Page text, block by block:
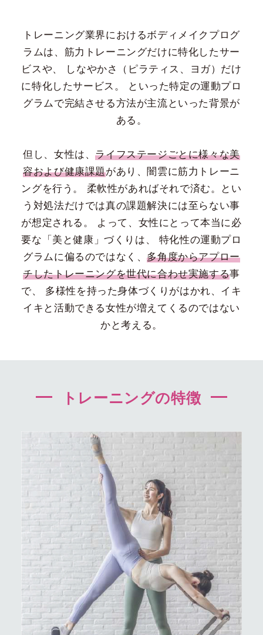
トレーニング業界におけるボディメイクプログ
ラムは、筋力トレーニングだけに特化したサー
ビスや、
しなやかさ（ピラティス、ヨガ）だけ
に特化したサービス。
といった特定の運動プロ
グラムで完結させる方法が主流といった背景が
ある。
但し、女性は、ライフステージごとに様々な美
容および健康課題があり、闇雲に筋力トレーニ
ングを行う。
柔軟性があればそれで済む。とい
う対処法だけでは真の課題解決には至らない事
が想定される。
よって、女性にとって本当に必
要な「美と健康」づくりは、
特化性の運動プロ
グラムに偏るのではなく、多角度からアプロー
チしたトレーニングを世代に合わせ実施する事
で、
多様性を持った身体づくりがはかれ、イキ
イキと活動できる女性が増えてくるのではない
かと考える。
トレーニングの特徴